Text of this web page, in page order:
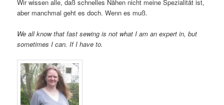
Wir wissen alle, daß schnelles Nähen nicht meine Spezialität ist,
aber manchmal geht es doch. Wenn es muß.
We all know that fast sewing is not what I am an expert in, but
sometimes I can. If I have to.